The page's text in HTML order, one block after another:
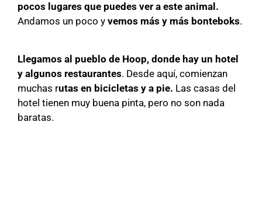
pocos lugares que puedes ver a este animal.
Andamos un poco y vemos más y más bonteboks.
Llegamos al pueblo de Hoop, donde hay un hotel
y algunos restaurantes. Desde aquí, comienzan
muchas rutas en bicicletas y a pie. Las casas del
hotel tienen muy buena pinta, pero no son nada
baratas.